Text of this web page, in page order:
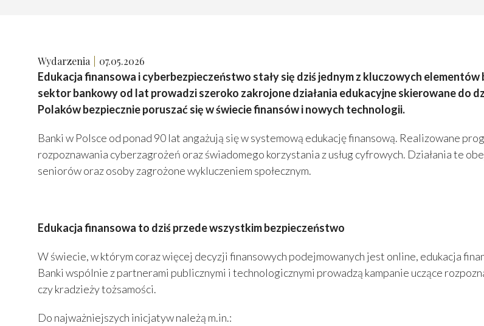
Wydarzenia 07.05.2026
Edukacja finansowa i cyberbezpieczeństwo stały się dziś jednym z kluczowych
sektor bankowy od lat prowadzi szeroko zakrojone działania edukacyjne skierowane do
Polaków bezpiecznie poruszać się w świecie finansów i nowych technologii.
Banki w Polsce od ponad 90 lat angażują się w systemową edukację finansową. Realizowane
rozpoznawania cyberzagrożeń oraz świadomego korzystania z usług cyfrowych. Działania te
seniorów oraz osoby zagrożone wykluczeniem społecznym.
Edukacja finansowa to dziś przede wszystkim bezpieczeństwo
W świecie, w którym coraz więcej decyzji finansowych podejmowanych jest online, edukacja
Banki wspólnie z partnerami publicznymi i technologicznymi prowadzą kampanie uczące
czy kradzieży tożsamości.
Do najważniejszych inicjatyw należą m.in.: